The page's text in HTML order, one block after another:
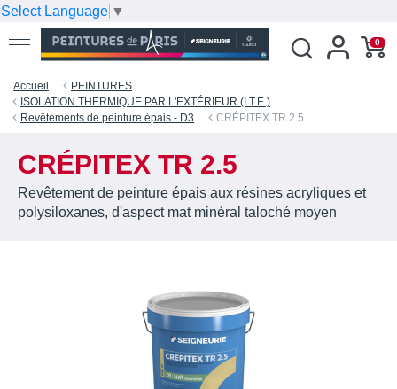
Select Language ▼
0
Accueil
PEINTURES
ISOLATION THERMIQUE PAR L'EXTÉRIEUR (I.T.E.)
Revêtements de peinture épais - D3
CRÉPITEX TR 2.5
CRÉPITEX TR 2.5
Revêtement de peinture épais aux résines acryliques et
polysiloxanes, d'aspect mat minéral taloché moyen